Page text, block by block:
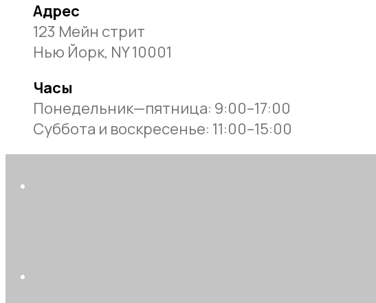
Адрес
123 Мейн стрит
Нью Йорк, NY 10001
Часы
Понедельник—пятница: 9:00–17:00
Суббота и воскресенье: 11:00–15:00